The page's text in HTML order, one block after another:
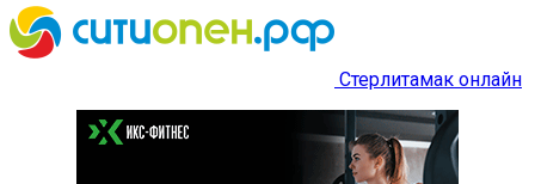
Стерлитамак онлайн